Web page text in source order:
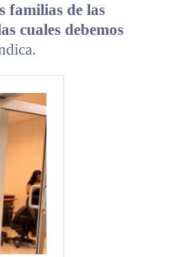
familias de las
cuales debemos